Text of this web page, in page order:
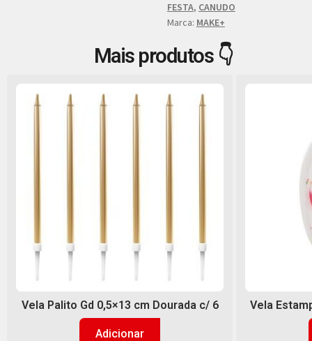
FESTA, CANUDO
Marca: MAKE+
Vela Palito Gd 0,5×13 cm Dourada c/ 6
Adicionar
Vela
Mais produtos 👇